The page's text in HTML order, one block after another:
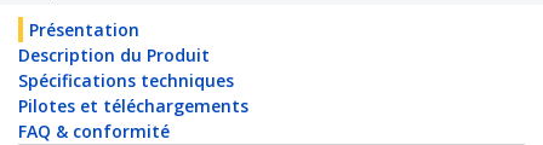
Présentation
Description du Produit
Spécifications techniques
Pilotes et téléchargements
FAQ & conformité